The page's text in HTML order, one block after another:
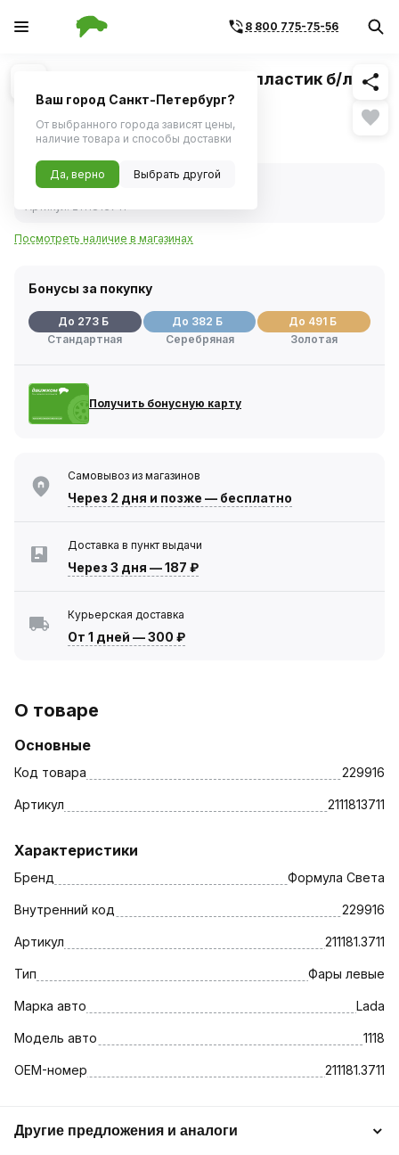
8 800 775-75-56
1/2 Похожие
Фара ВАЗ-1118 левая в сборе пластик б/л
(Формула Света)
5 453 ₽
В наличии
Посмотреть наличие в магазинах
Бонусы за покупку
До 273 Б
Стандартная
До 382 Б
Серебряная
До 491 Б
Золотая
Получить бонусную карту
Самовывоз из магазинов
Через 2 дня и позже — бесплатно
Доставка в пункт выдачи
Через 3 дня —187 ₽
Курьерская доставка
От 1 дней —300 ₽
О товаре
Основные
Код товара 229916
Артикул 2111813711
Характеристики
Бренд Формула Света
Внутренний код 229916
Артикул 211181.3711
Тип Фары левые
Марка авто Lada
Модель авто 1118
OEM-номер 211181.3711
Другие предложения и аналоги
Ваш город Санкт-Петербург?
От выбранного города зависят цены,
наличие товара и способы доставки
Да, верно Выбрать другой